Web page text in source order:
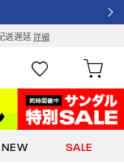
送遅延詳細
NEW SALE